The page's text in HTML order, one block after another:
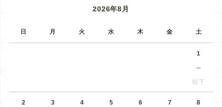
2026年8月
日 月 火 水 木 金 土
1
松下
2 3 4 5 6 7 8